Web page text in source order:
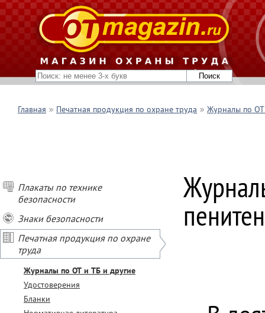
Главная Печатная продукция по охране труда Журналы по
Плакаты по технике
безопасности
Знаки безопасности
Печатная продукция по охране
труда
Журналы по ОТ и ТБ и другие
Удостоверения
Бланки